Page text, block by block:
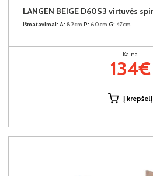
Išmatavimai: A: 82cm P: 60cm G: 47cm
Kaina:
134€
Į krepšelį